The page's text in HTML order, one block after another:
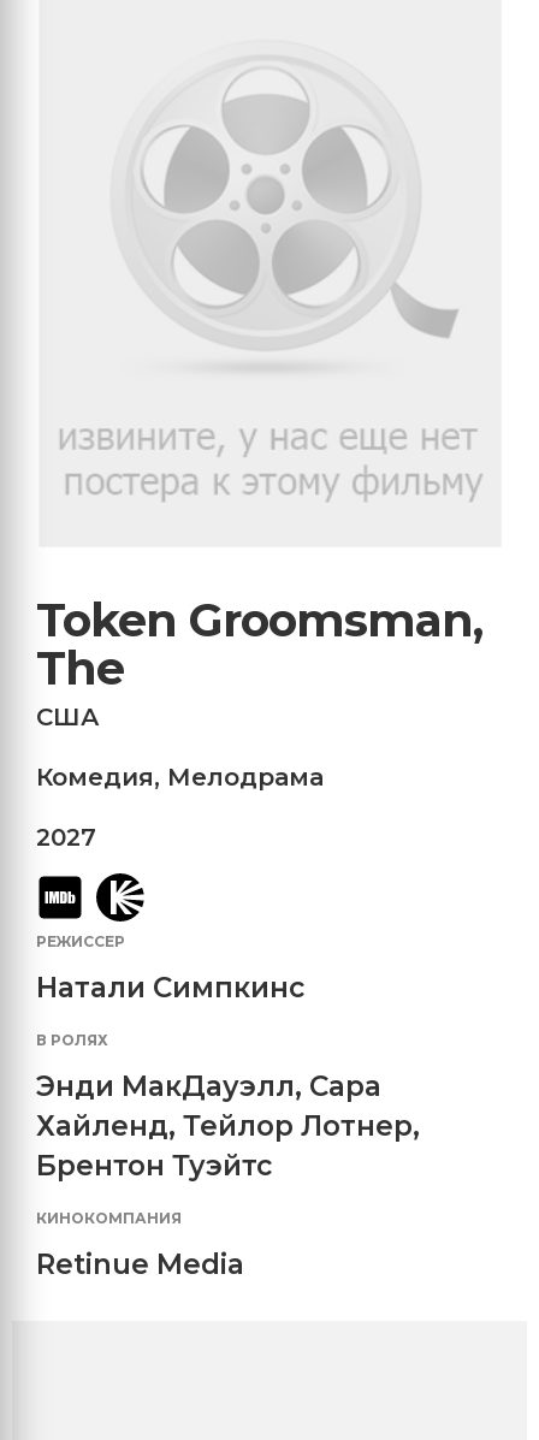
Token Groomsman,
The
США
Комедия, Мелодрама
2027
РЕЖИССЕР
Натали Симпкинс
В РОЛЯХ
Энди МакДауэлл, Сара
Хайленд, Тейлор Лотнер,
Брентон Туэйтс
КИНОКОМПАНИЯ
Retinue Media